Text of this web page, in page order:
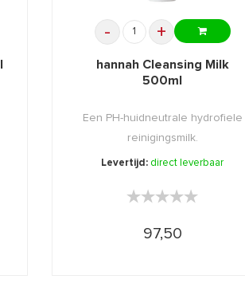
- +
hannah Cleansing Milk
500ml
Een PH-huidneutrale hydrofiele
reinigingsmilk.
Levertijd: direct leverbaar
★★★★★
★★★★★
97,50